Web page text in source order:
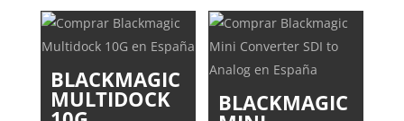
BLACKMAGIC
MULTIDOCK BLACKMAGIC